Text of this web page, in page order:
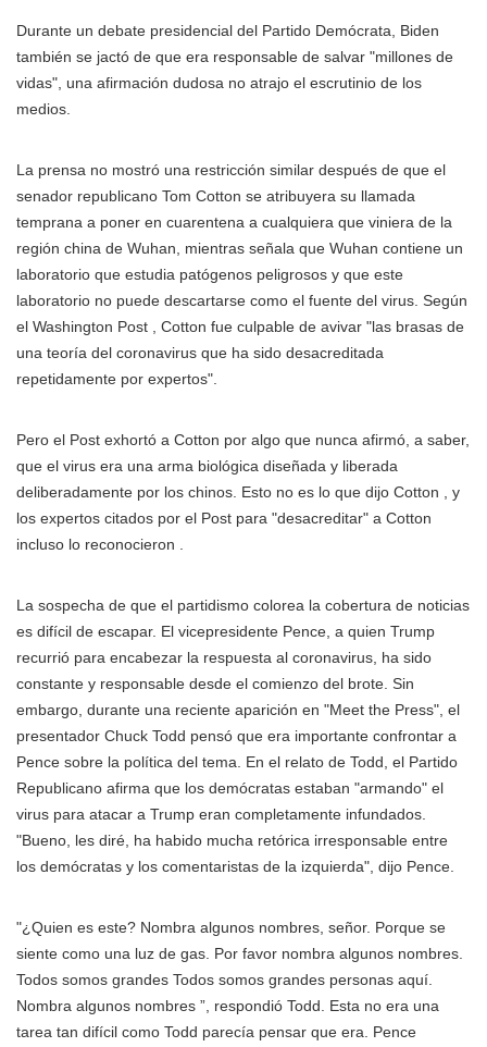
Durante un debate presidencial del Partido Demócrata, Biden
también se jactó de que era responsable de salvar "millones de
vidas", una afirmación dudosa no atrajo el escrutinio de los
medios.
La prensa no mostró una restricción similar después de que el
senador republicano Tom Cotton se atribuyera su llamada
temprana a poner en cuarentena a cualquiera que viniera de la
región china de Wuhan, mientras señala que Wuhan contiene un
laboratorio que estudia patógenos peligrosos y que este
laboratorio no puede descartarse como el fuente del virus. Según
el Washington Post , Cotton fue culpable de avivar "las brasas de
una teoría del coronavirus que ha sido desacreditada
repetidamente por expertos".
Pero el Post exhortó a Cotton por algo que nunca afirmó, a saber,
que el virus era una arma biológica diseñada y liberada
deliberadamente por los chinos. Esto no es lo que dijo Cotton , y
los expertos citados por el Post para "desacreditar" a Cotton
incluso lo reconocieron .
La sospecha de que el partidismo colorea la cobertura de noticias
es difícil de escapar. El vicepresidente Pence, a quien Trump
recurrió para encabezar la respuesta al coronavirus, ha sido
constante y responsable desde el comienzo del brote. Sin
embargo, durante una reciente aparición en "Meet the Press", el
presentador Chuck Todd pensó que era importante confrontar a
Pence sobre la política del tema. En el relato de Todd, el Partido
Republicano afirma que los demócratas estaban "armando" el
virus para atacar a Trump eran completamente infundados.
"Bueno, les diré, ha habido mucha retórica irresponsable entre
los demócratas y los comentaristas de la izquierda", dijo Pence.
"¿Quien es este? Nombra algunos nombres, señor. Porque se
siente como una luz de gas. Por favor nombra algunos nombres.
Todos somos grandes Todos somos grandes personas aquí.
Nombra algunos nombres ”, respondió Todd. Esta no era una
tarea tan difícil como Todd parecía pensar que era. Pence